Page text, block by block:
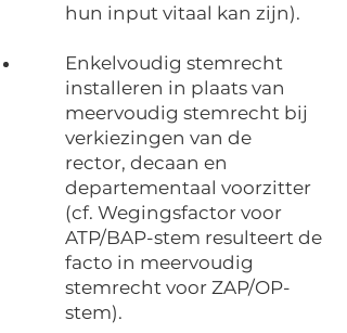
hun input vitaal kan zijn).
Enkelvoudig stemrecht
installeren in plaats van
meervoudig stemrecht bij
verkiezingen van de
rector, decaan en
departementaal voorzitter
(cf. Wegingsfactor voor
ATP/BAP-stem resulteert de
facto in meervoudig
stemrecht voor ZAP/OP-
stem).